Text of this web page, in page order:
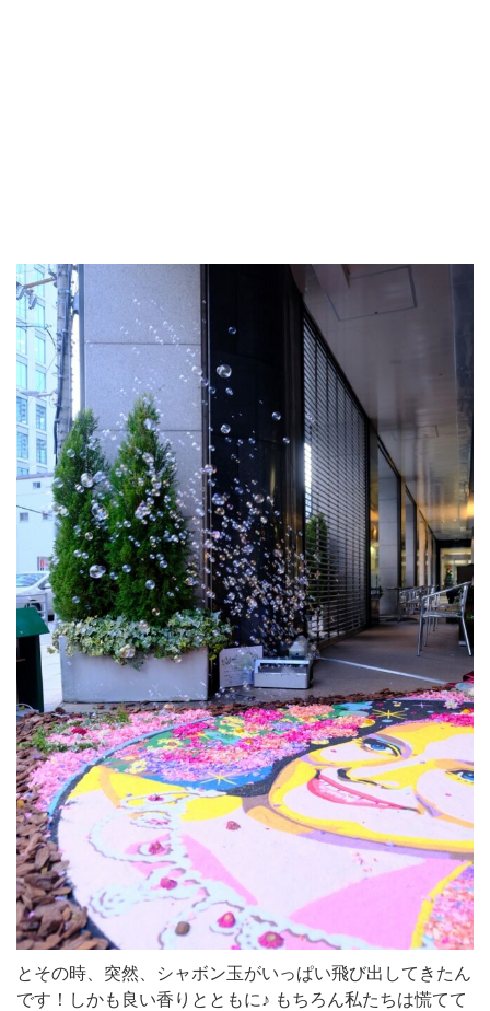
とその時、突然、シャボン玉がいっぱい飛び出してきたん
です！しかも良い香りとともに♪ もちろん私たちは慌てて